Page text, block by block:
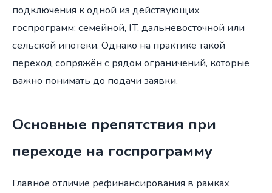
подключения к одной из действующих
госпрограмм: семейной, IT, дальневосточной или
сельской ипотеки. Однако на практике такой
переход сопряжён с рядом ограничений, которые
важно понимать до подачи заявки.
Основные препятствия при
переходе на госпрограмму
Главное отличие рефинансирования в рамках